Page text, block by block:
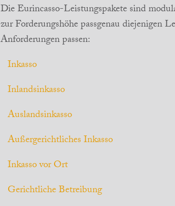
Die Eurincasso-Leistungspakete sind
zur Forderungshöhe passgenau diejenigen
Anforderungen passen:
Inkasso
Inlandsinkasso
Auslandsinkasso
Außergerichtliches Inkasso
Inkasso vor Ort
Gerichtliche Betreibung